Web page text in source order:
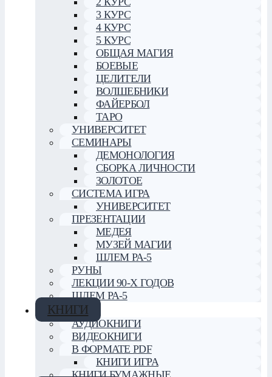
3 КУРС
4 КУРС
5 КУРС
ОБЩАЯ МАГИЯ
БОЕВЫЕ
ЦЕЛИТЕЛИ
ВОЛШЕБНИКИ
ФАЙЕРБОЛ
ТАРО
УНИВЕРСИТЕТ
СЕМИНАРЫ
ДЕМОНОЛОГИЯ
СБОРКА ЛИЧНОСТИ
ЗОЛОТОЕ
СИСТЕМА ИГРА
УНИВЕРСИТЕТ
ПРЕЗЕНТАЦИИ
МЕДЕЯ
МУЗЕЙ МАГИИ
ШЛЕМ РА-5
РУНЫ
ЛЕКЦИИ 90-Х ГОДОВ
ШЛЕМ РА-5
КНИГИ
АУДИОКНИГИ
ВИДЕОКНИГИ
В ФОРМАТЕ PDF
КНИГИ ИГРА